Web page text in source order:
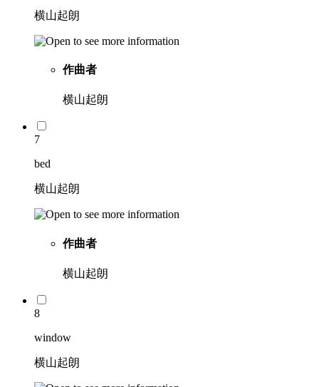
横山起朗
作曲者
横山起朗
7
bed
横山起朗
作曲者
横山起朗
8
window
横山起朗